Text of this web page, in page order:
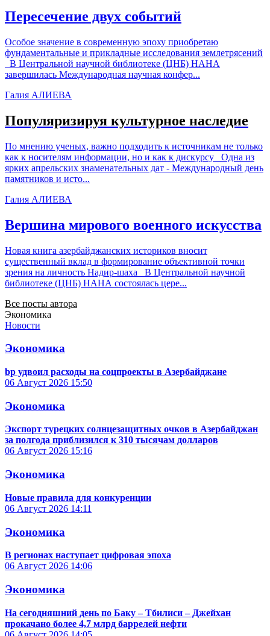
Пересечение двух событий
Особое значение в современную эпоху приобретаю
фундаментальные и прикладные исследования землетрясений
В Центральной научной библиотеке (ЦНБ) НАНА
завершилась Международная научная конфер...
Галия АЛИЕВА
Популяризируя культурное наследие
По мнению ученых, важно подходить к источникам не только
как к носителям информации, но и как к дискурсу Одна из
ярких апрельских знаменательных дат - Международный день
памятников и исто...
Галия АЛИЕВА
Вершина мирового военного искусства
Новая книга азербайджанских историков вносит
существенный вклад в формирование объективной точки
зрения на личность Надир-шаха В Центральной научной
библиотеке (ЦНБ) НАНА состоялась цере...
Все посты автора
Экономика
Новости
Экономика
bp удвоил расходы на соцпроекты в Азербайджане
06 Август 2026 15:50
Экономика
Экспорт турецких солнцезащитных очков в Азербайджан
за полгода приблизился к 310 тысячам долларов
06 Август 2026 15:16
Экономика
Новые правила для конкуренции
06 Август 2026 14:11
Экономика
В регионах наступает цифровая эпоха
06 Август 2026 14:06
Экономика
На сегодняшний день по Баку – Тбилиси – Джейхан
прокачано более 4,7 млрд баррелей нефти